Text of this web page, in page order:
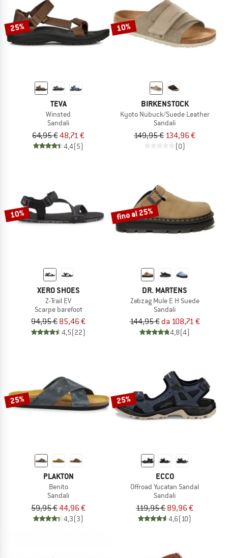
25%
TEVA
Winsted
Sandali
64,95 €48,71 €
4,4(5)
10%
BIRKENSTOCK
Kyoto Nubuck/Suede Leather
Sandali
149,95 € 134,96 €
(0)
10%
XERO SHOES
Z-Trail EV
Scarpe barefoot
94,95 € 85,46 €
4,5(22)
fino al 25%
DR. MARTENS
Zebzag Mule E H Suede
Sandali
144,95 € da 108,71 €
4,8(4)
25%
PLAKTON
Benito
Sandali
59,95 €44,96 €
4,3(3)
25%
ECCO
Offroad Yucatan Sandal
Sandali
119,95 € 89,96 €
4,6(10)